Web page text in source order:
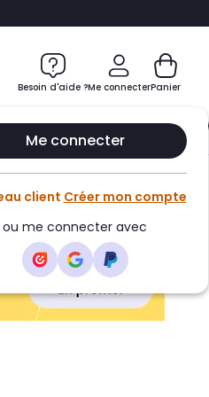
Besoin d'aide ?Me connecter
Me connecter
client Créer mon compte
ou me connecter avec
Panier
Club Infinity